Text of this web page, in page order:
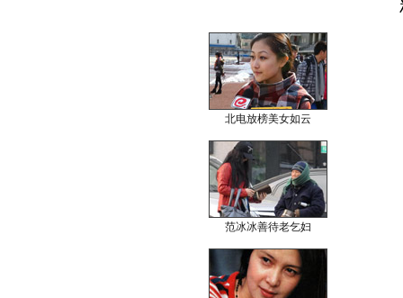
北电放榜美女如云
范冰冰善待老乞妇